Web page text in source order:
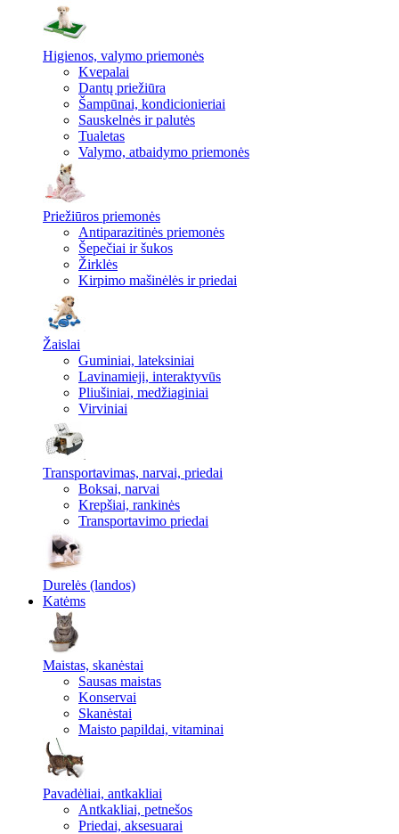
Higienos, valymo priemonės
Kvepalai
Dantų priežiūra
Šampūnai, kondicionieriai
Sauskelnės ir palutės
Tualetas
Valymo, atbaidymo priemonės
Priežiūros priemonės
Antiparazitinės priemonės
Šepečiai ir šukos
Žirklės
Kirpimo mašinėlės ir priedai
Žaislai
Guminiai, lateksiniai
Lavinamieji, interaktyvūs
Pliušiniai, medžiaginiai
Virviniai
Transportavimas, narvai, priedai
Boksai, narvai
Krepšiai, rankinės
Transportavimo priedai
Durelės (landos)
Katėms
Maistas, skanėstai
Sausas maistas
Konservai
Skanėstai
Maisto papildai, vitaminai
Pavadėliai, antkakliai
Antkakliai, petnešos
Priedai, aksesuarai